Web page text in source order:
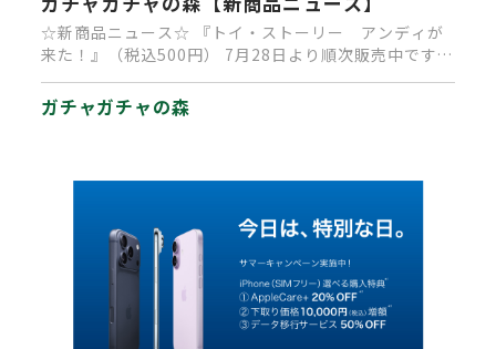
☆新商品ニュース☆ 『トイ・ストーリー アンディが
来た！』（税込500円） 7月28日より順次販売中です
（再販商品です）…
ガチャガチャの森